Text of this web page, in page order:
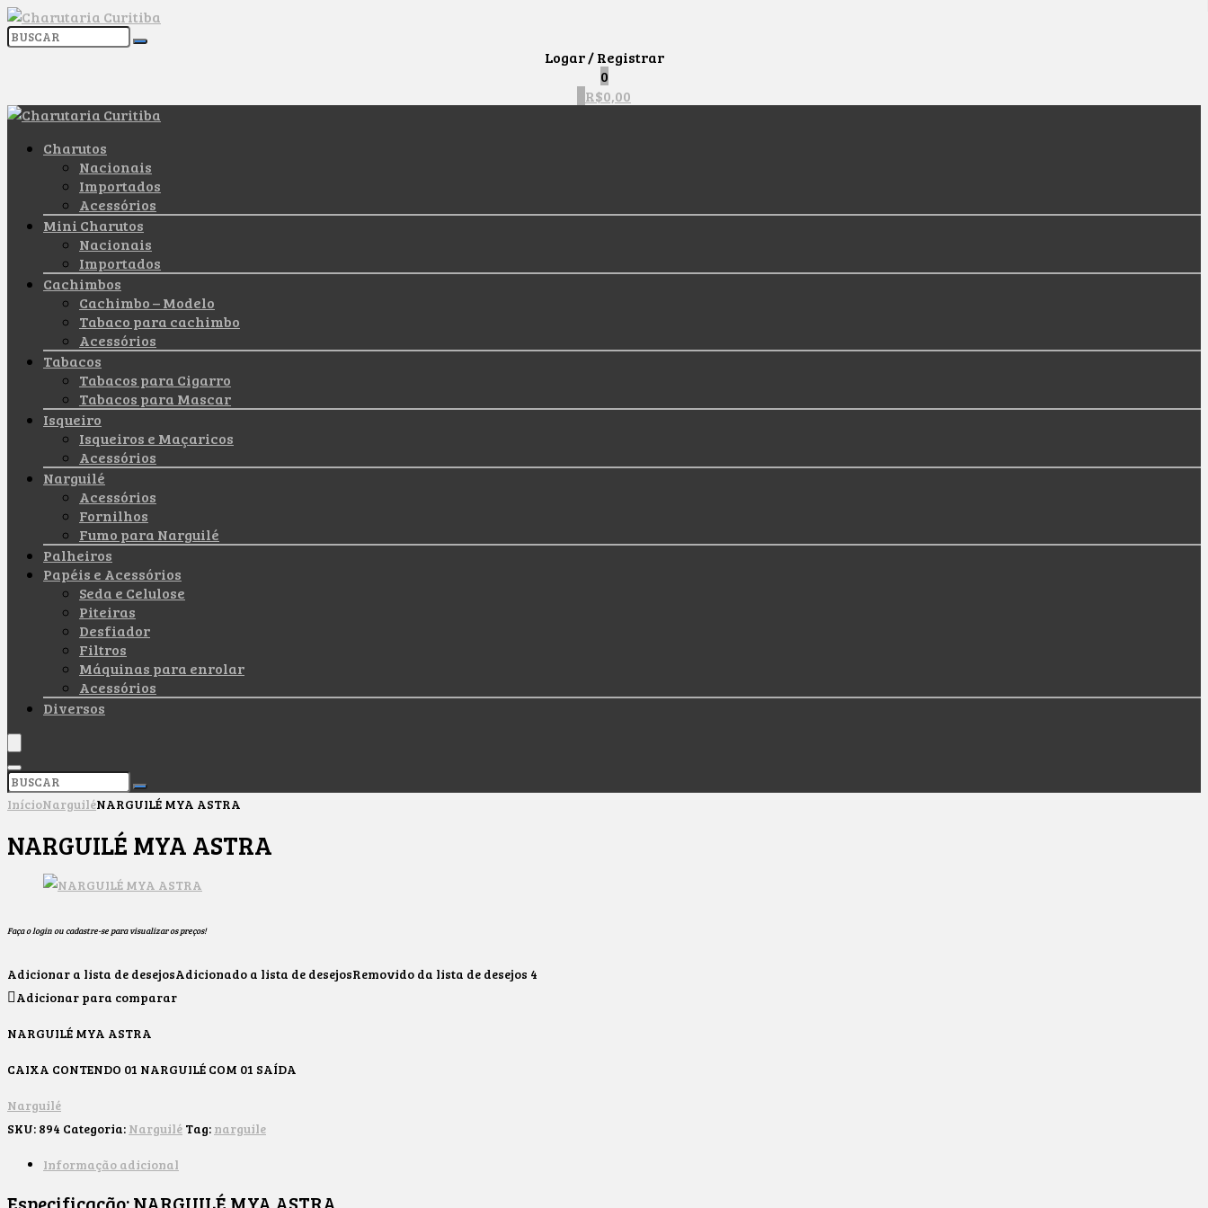
Logar / Registrar
0
R$0,00
Charutos
Nacionais
Importados
Acessórios
Mini Charutos
Nacionais
Importados
Cachimbos
Cachimbo – Modelo
Tabaco para cachimbo
Acessórios
Tabacos
Tabacos para Cigarro
Tabacos para Mascar
Isqueiro
Isqueiros e Maçaricos
Acessórios
Narguilé
Acessórios
Fornilhos
Fumo para Narguilé
Palheiros
Papéis e Acessórios
Seda e Celulose
Piteiras
Desfiador
Filtros
Máquinas para enrolar
Acessórios
Diversos
InícioNarguiléNARGUILÉ MYA ASTRA
NARGUILÉ MYA ASTRA
Faça o login ou cadastre-se para visualizar os preços!
Adicionar a lista de desejosAdicionado a lista de desejosRemovido da lista de desejos 4
Adicionar para comparar
NARGUILÉ MYA ASTRA
CAIXA CONTENDO 01 NARGUILÉ COM 01 SAÍDA
Narguilé
SKU: 894 Categoria: Narguilé Tag: narguile
Informação adicional